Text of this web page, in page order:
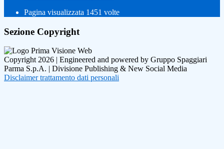
Pagina visualizzata 1451 volte
Sezione Copyright
Copyright 2026 | Engineered and powered by Gruppo Spaggiari
Parma S.p.A. | Divisione Publishing & New Social Media
Disclaimer trattamento dati personali